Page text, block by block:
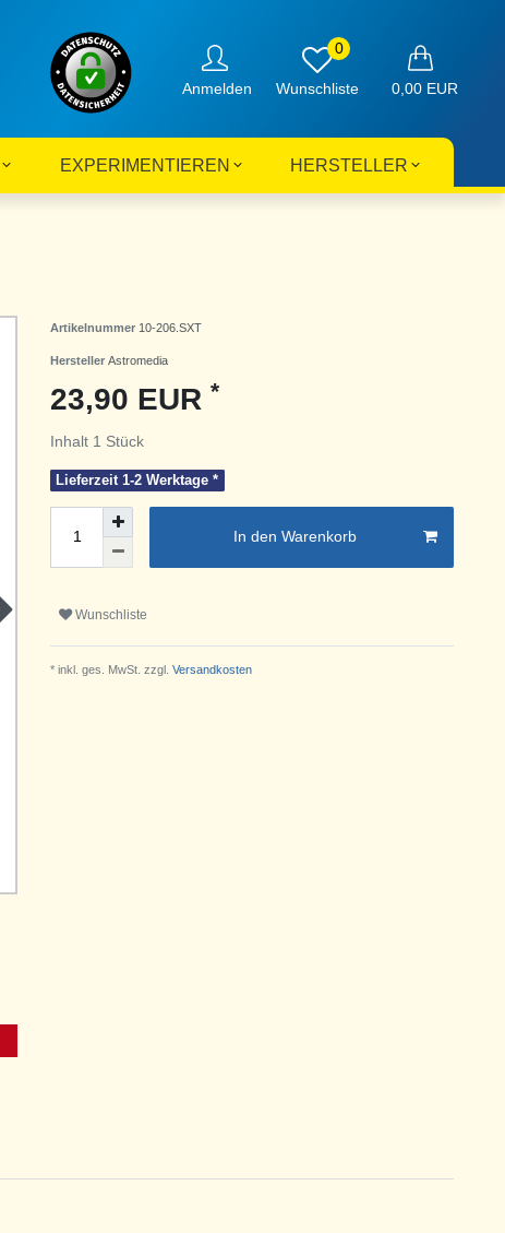
Anmelden
0
0,00 EUR
EXPERIMENTIEREN HERSTELLER
Artikelnummer 10-206.SXT
Hersteller Astromedia
23,90 EUR *
Inhalt 1 Stück
Lieferzeit 1-2 Werktage *
In den Warenkorb
Wunschliste
* inkl. ges. MwSt. zzgl. Versandkosten